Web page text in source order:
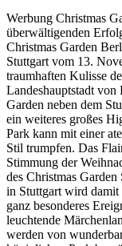
Werbung Christmas
überwältigenden
Christmas Garden
Stuttgart vom 13.
traumhaften Kulisse
Landeshauptstadt
Garden neben dem
ein weiteres großes
Park kann mit einer
Stil trumpfen. Das
Stimmung der
des Christmas
in Stuttgart wird damit
ganz besonderes
leuchtende
werden von